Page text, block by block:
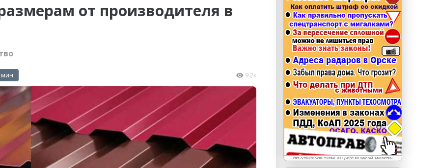
от производителя в
мин. 9.2к
erid:2VfnxxhKSem Реклама. ИП Кучеренко Николай Николаевич